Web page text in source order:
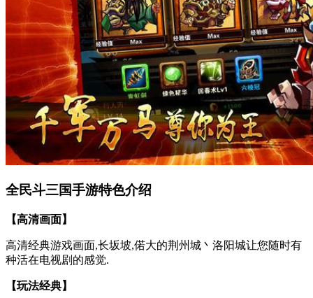
全民斗三国手游特色介绍
【高清画面】
高清经典游戏画面,长坂坡,偌大的荆州城丶洛阳城让您随时有
种活在电视剧的感觉.
【玩法经典】